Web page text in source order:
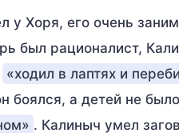
у Хоря, его очень
был рационалист,
«ходил в лаптях и
боялся, а детей не
. Калиныч умел